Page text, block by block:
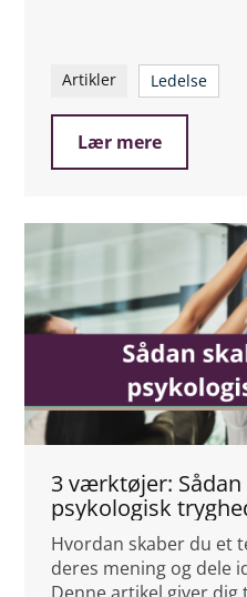
Artikler Ledelse
Lær mere
3 værktøjer:
psykologisk
Hvordan skaber du et
deres mening og dele